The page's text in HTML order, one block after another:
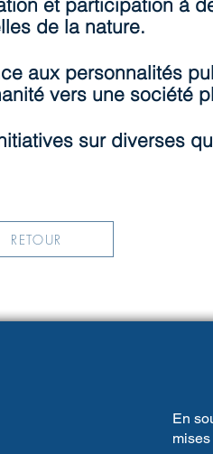
de la nature.
aux personnalités
vers une société
sur diverses
RETOUR
En